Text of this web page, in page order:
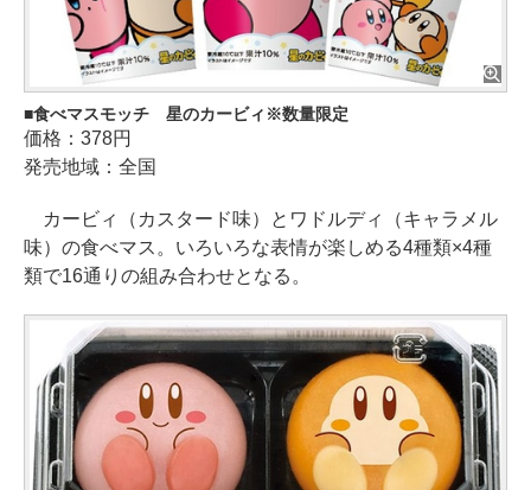
食べマスモッチ 星のカービィ※数量限定
価格：378円
発売地域：全国
カービィ（カスタード味）とワドルディ（キャラメル
味）の食べマス。いろいろな表情が楽しめる4種類×4種
類で16通りの組み合わせとなる。